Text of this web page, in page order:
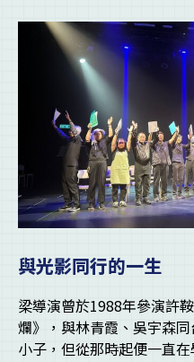
與光影同行的一生
梁導演曾於1988年參演許
爛》，與林青霞、吳宇森
小子，但從那時起便一直